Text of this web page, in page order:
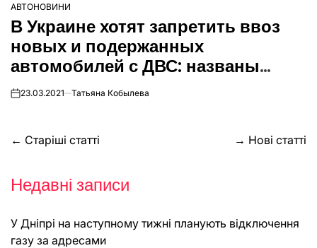
ОПУБЛІКУВАТИ
У
АВТОНОВИНИ
В Украине хотят запретить ввоз
новых и подержанных
автомобилей с ДВС: названы
сроки
on23.03.2021 Татьяна Кобылева
Навігація
за
записами
← Старіші статті → Нові статті
Недавні записи
У Дніпрі на наступному тижні планують відключення
газу за адресами